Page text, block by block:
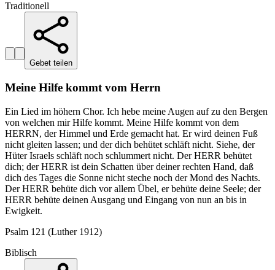
Traditionell
Gebet teilen
Meine Hilfe kommt vom Herrn
Ein Lied im höhern Chor. Ich hebe meine Augen auf zu den Bergen
von welchen mir Hilfe kommt. Meine Hilfe kommt von dem
HERRN, der Himmel und Erde gemacht hat. Er wird deinen Fuß
nicht gleiten lassen; und der dich behütet schläft nicht. Siehe, der
Hüter Israels schläft noch schlummert nicht. Der HERR behütet
dich; der HERR ist dein Schatten über deiner rechten Hand, daß
dich des Tages die Sonne nicht steche noch der Mond des Nachts.
Der HERR behüte dich vor allem Übel, er behüte deine Seele; der
HERR behüte deinen Ausgang und Eingang von nun an bis in
Ewigkeit.
Psalm 121 (Luther 1912)
Biblisch